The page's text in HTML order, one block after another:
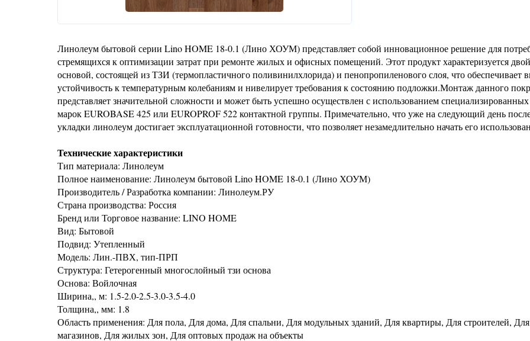
Линолеум бытовой серии Lino HOME 18-0.1 (Лино ХОУМ) представляет собой инновационное решение для
стремящихся к оптимизации затрат при ремонте жилых и офисных помещений. Этот продукт характеризуется
основой, состоящей из ТЗИ (термопластичного поливинилхлорида) и пенопропиленового слоя, что обеспечивает
устойчивость к температурным колебаниям и нивелирует требования к состоянию подложки.Монтаж данного
представляет значительной сложности и может быть успешно осуществлен с использованием
марок EUROBASE 425 или EUROPROF 522 контактной группы. Примечательно, что уже на следующий день
укладки линолеум достигает эксплуатационной готовности, что позволяет незамедлительно начать его
Технические характеристики
Тип материала: Линолеум
Полное наименование: Линолеум бытовой Lino HOME 18-0.1 (Лино ХОУМ)
Производитель / Разработка компании: Линолеум.РУ
Страна производства: Россия
Бренд или Торговое название: LINO HOME
Вид: Бытовой
Подвид: Утепленный
Модель: Лин.-ПВХ, тип-ПРП
Структура: Гетерогенный многослойный тзи основа
Основа: Войлочная
Ширина,, м: 1.5-2.0-2.5-3.0-3.5-4.0
Толщина,, мм: 1.8
Область применения: Для пола, Для дома, Для спальни, Для модульных зданий, Для квартиры, Для строителей, Для
магазинов, Для жилых зон, Для оптовых продаж на объекты